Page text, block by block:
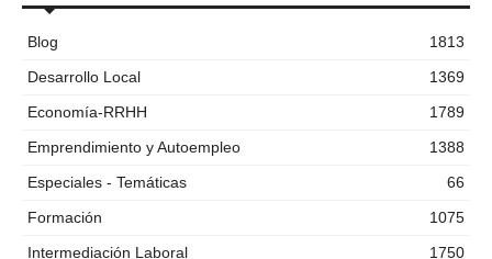
Blog
1813
Desarrollo Local
1369
Economía-RRHH
1789
Emprendimiento y Autoempleo
1388
Especiales - Temáticas
66
Formación
1075
Intermediación Laboral
1750